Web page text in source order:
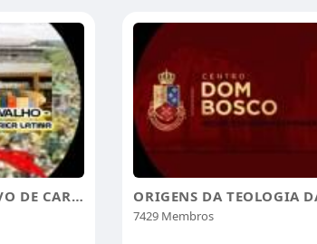
FAROL DE LUZ OLAVO DE CARVALHO
7429 Membros